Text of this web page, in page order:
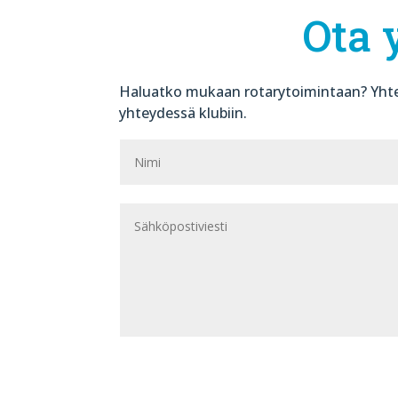
Ota
Haluatko mukaan rotarytoimintaan?
yhteydessä klubiin.